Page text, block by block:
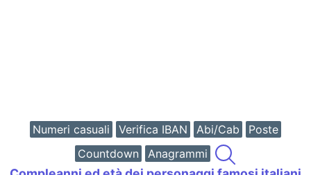
Numeri casuali Verifica IBAN Abi/Cab
Poste
Countdown
Anagrammi